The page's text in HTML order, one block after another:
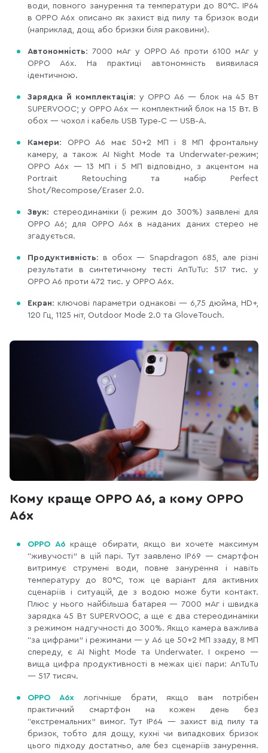
води, повного занурення та температури до 80°C. IP64
в OPPO A6x описано як захист від пилу та бризок води
(наприклад, дощ або бризки біля раковини).
Автономність: 7000 мАг у OPPO A6 проти 6100 мАг у
OPPO A6x. На практиці автономність виявилася
ідентичною.
Зарядка й комплектація: у OPPO A6 — блок на 45 Вт
SUPERVOOC; у OPPO A6x — комплектний блок на 15 Вт. В
обох — чохол і кабель USB Type‑C — USB‑A.
Камери: OPPO A6 має 50+2 МП і 8 МП фронтальну
камеру, а також AI Night Mode та Underwater‑режим;
OPPO A6x — 13 МП і 5 МП відповідно, з акцентом на
Portrait Retouching та набір Perfect
Shot/Recompose/Eraser 2.0.
Звук: стереодинаміки (і режим до 300%) заявлені для
OPPO A6; для OPPO A6x в наданих даних стерео не
згадується.
Продуктивність: в обох — Snapdragon 685, але різні
результати в синтетичному тесті AnTuTu: 517 тис. у
OPPO A6 проти 472 тис. у OPPO A6x.
Екран: ключові параметри однакові — 6,75 дюйма, HD+,
120 Гц, 1125 ніт, Outdoor Mode 2.0 та GloveTouch.
Кому краще OPPO A6, а кому OPPO
A6x
OPPO A6краще обирати, якщо ви хочете максимум
“живучості” в цій парі. Тут заявлено IP69 — смартфон
витримує струмені води, повне занурення і навіть
температуру до 80°C, тож це варіант для активних
сценаріїв і ситуацій, де з водою може бути контакт.
Плюс у нього найбільша батарея — 7000 мАг і швидка
зарядка 45 Вт SUPERVOOC, а ще є два стереодинаміки
з режимом надгучності до 300%. Якщо камера важлива
“за цифрами” і режимами — у A6 це 50+2 МП ззаду, 8 МП
спереду, є AI Night Mode та Underwater. І окремо —
вища цифра продуктивності в межах цієї пари: AnTuTu
— 517 тисяч.
OPPO A6x логічніше брати, якщо вам потрібен
практичний смартфон на кожен день без
“екстремальних” вимог. Тут IP64 — захист від пилу та
бризок, тобто для дощу, кухні чи випадкових бризок
цього підходу достатньо, але без сценаріїв занурення.